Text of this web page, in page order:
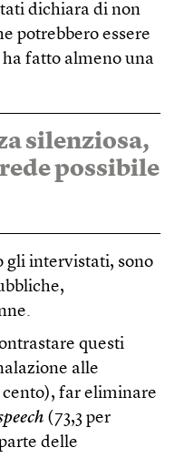
dichiara di non
potrebbero essere
fatto almeno una
silenziosa,
possibile
gli intervistati, sono
questi
alle
far eliminare
(73,3 per
delle